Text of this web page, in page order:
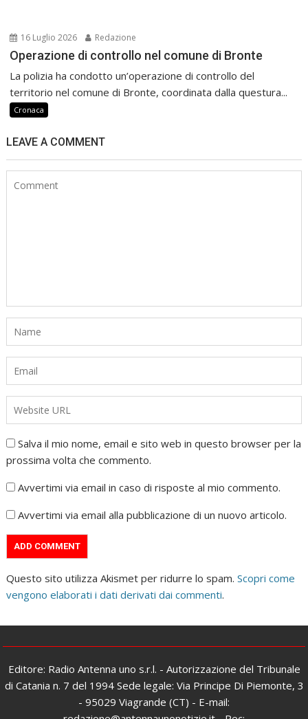
16 Luglio 2026 Redazione
Operazione di controllo nel comune di Bronte
La polizia ha condotto un’operazione di controllo del
territorio nel comune di Bronte, coordinata dalla questura...
Cronaca
LEAVE A COMMENT
Salva il mio nome, email e sito web in questo browser per la
prossima volta che commento.
Avvertimi via email in caso di risposte al mio commento.
Avvertimi via email alla pubblicazione di un nuovo articolo.
Questo sito utilizza Akismet per ridurre lo spam.Scopri come
vengono elaborati i dati derivati dai commenti.
Editore: Radio Antenna uno s.r.l. - Autorizzazione del Tribunale
di Catania n. 7 del 1994 Sede legale: Via Principe Di Piemonte, 3
- 95029 Viagrande (CT) - E-mail: